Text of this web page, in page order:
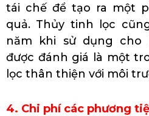
tái chế để tạo ra một
quả. Thủy tinh lọc
năm khi sử dụng cho
được đánh giá là một
lọc thân thiện với môi
4. Chi phí các phương